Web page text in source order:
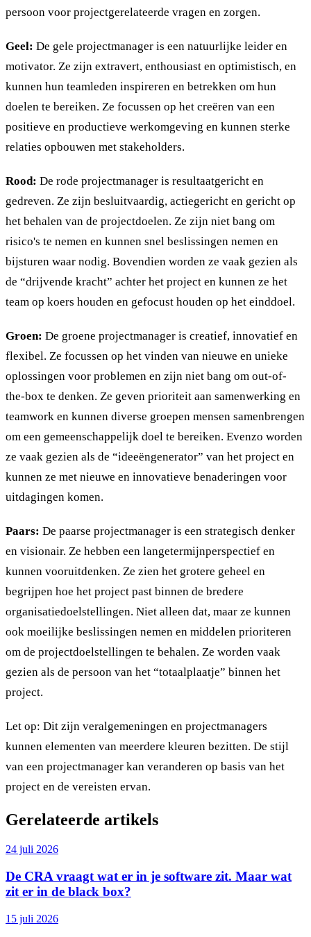
persoon voor projectgerelateerde vragen en zorgen.
Geel: De gele projectmanager is een natuurlijke leider en
motivator. Ze zijn extravert, enthousiast en optimistisch, en
kunnen hun teamleden inspireren en betrekken om hun
doelen te bereiken. Ze focussen op het creëren van een
positieve en productieve werkomgeving en kunnen sterke
relaties opbouwen met stakeholders.
Rood: De rode projectmanager is resultaatgericht en
gedreven. Ze zijn besluitvaardig, actiegericht en gericht op
het behalen van de projectdoelen. Ze zijn niet bang om
risico's te nemen en kunnen snel beslissingen nemen en
bijsturen waar nodig. Bovendien worden ze vaak gezien als
de “drijvende kracht” achter het project en kunnen ze het
team op koers houden en gefocust houden op het einddoel.
Groen: De groene projectmanager is creatief, innovatief en
flexibel. Ze focussen op het vinden van nieuwe en unieke
oplossingen voor problemen en zijn niet bang om out-of-
the-box te denken. Ze geven prioriteit aan samenwerking en
teamwork en kunnen diverse groepen mensen samenbrengen
om een gemeenschappelijk doel te bereiken. Evenzo worden
ze vaak gezien als de “ideeëngenerator” van het project en
kunnen ze met nieuwe en innovatieve benaderingen voor
uitdagingen komen.
Paars: De paarse projectmanager is een strategisch denker
en visionair. Ze hebben een langetermijnperspectief en
kunnen vooruitdenken. Ze zien het grotere geheel en
begrijpen hoe het project past binnen de bredere
organisatiedoelstellingen. Niet alleen dat, maar ze kunnen
ook moeilijke beslissingen nemen en middelen prioriteren
om de projectdoelstellingen te behalen. Ze worden vaak
gezien als de persoon van het “totaalplaatje” binnen het
project.
Let op: Dit zijn veralgemeningen en projectmanagers
kunnen elementen van meerdere kleuren bezitten. De stijl
van een projectmanager kan veranderen op basis van het
project en de vereisten ervan.
Gerelateerde artikels
24 juli 2026
De CRA vraagt wat er in je software zit. Maar wat
zit er in de black box?
15 juli 2026